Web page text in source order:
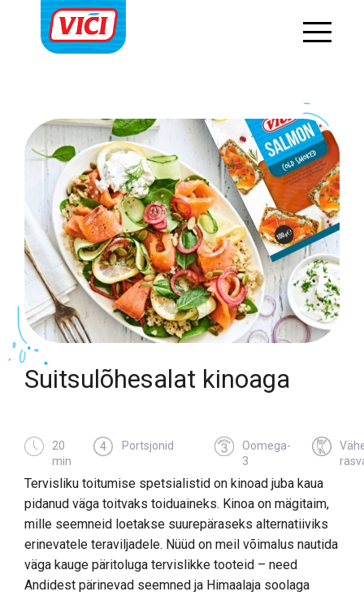
Suitsulõhesalat kinoaga
20
min
4 Portsjonid
Oomega-
3
Tervisliku toitumise spetsialistid on kinoad juba kaua
pidanud väga toitvaks toiduaineks. Kinoa on mägitaim,
mille seemneid loetakse suurepäraseks alternatiiviks
erinevatele teraviljadele. Nüüd on meil võimalus nautida
väga kauge päritoluga tervislikke tooteid – need
Andidest pärinevad seemned ja Himaalaja soolaga